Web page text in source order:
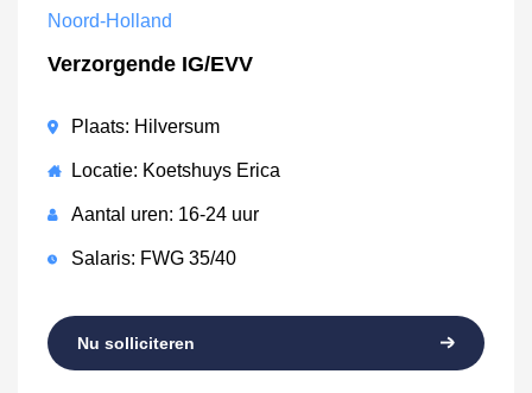
Noord-Holland
Verzorgende IG/EVV
Plaats: Hilversum
Locatie: Koetshuys Erica
Aantal uren: 16-24 uur
Salaris: FWG 35/40
Nu solliciteren